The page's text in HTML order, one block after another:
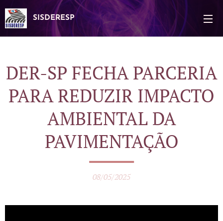
SISDERESP
DER-SP FECHA PARCERIA
PARA REDUZIR IMPACTO
AMBIENTAL DA
PAVIMENTAÇÃO
08/05/2025